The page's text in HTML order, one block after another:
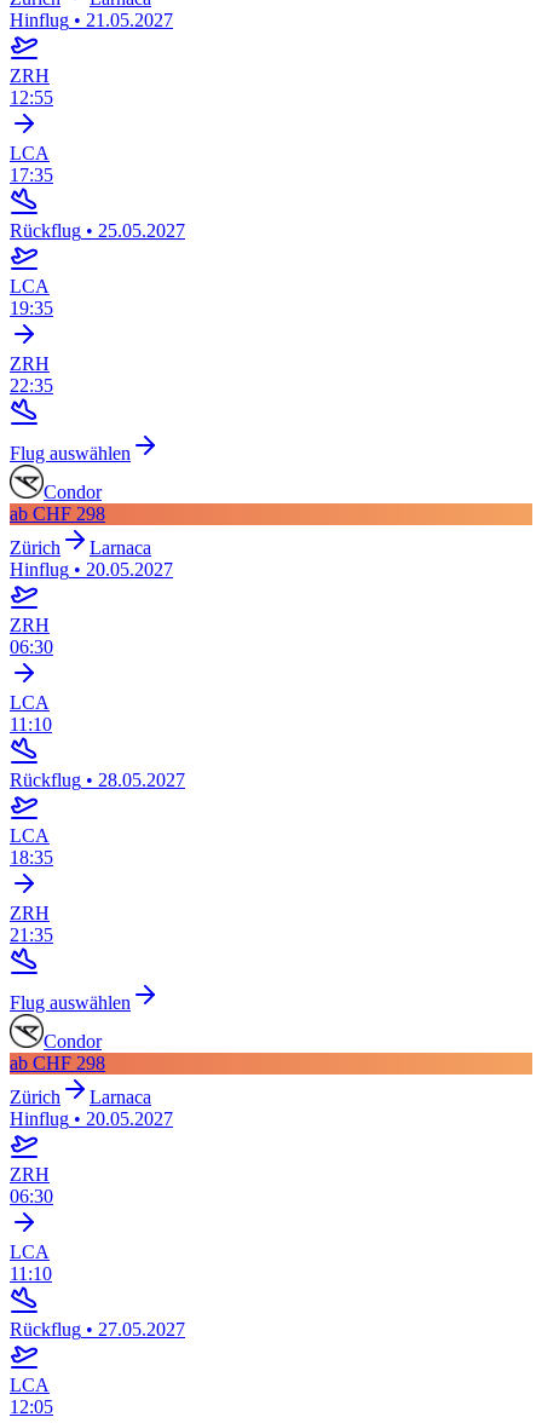
Hinflug • 21.05.2027
ZRH
12:55
LCA
17:35
Rückflug • 25.05.2027
LCA
19:35
ZRH
22:35
Flug auswählen
Condor
ab CHF 298
Zürich
Larnaca
Hinflug • 20.05.2027
ZRH
06:30
LCA
11:10
Rückflug • 28.05.2027
LCA
18:35
ZRH
21:35
Flug auswählen
Condor
ab CHF 298
Zürich
Larnaca
Hinflug • 20.05.2027
ZRH
06:30
LCA
11:10
Rückflug • 27.05.2027
LCA
12:05